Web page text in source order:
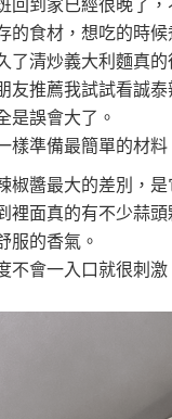
的食材，想吃的時
了清炒義大利麵真
友推薦我試試看誠
是誤會大了。
樣準備最簡單的材
椒醬最大的差別，
裡面真的有不少蒜
服的香氣。
不會一入口就很刺